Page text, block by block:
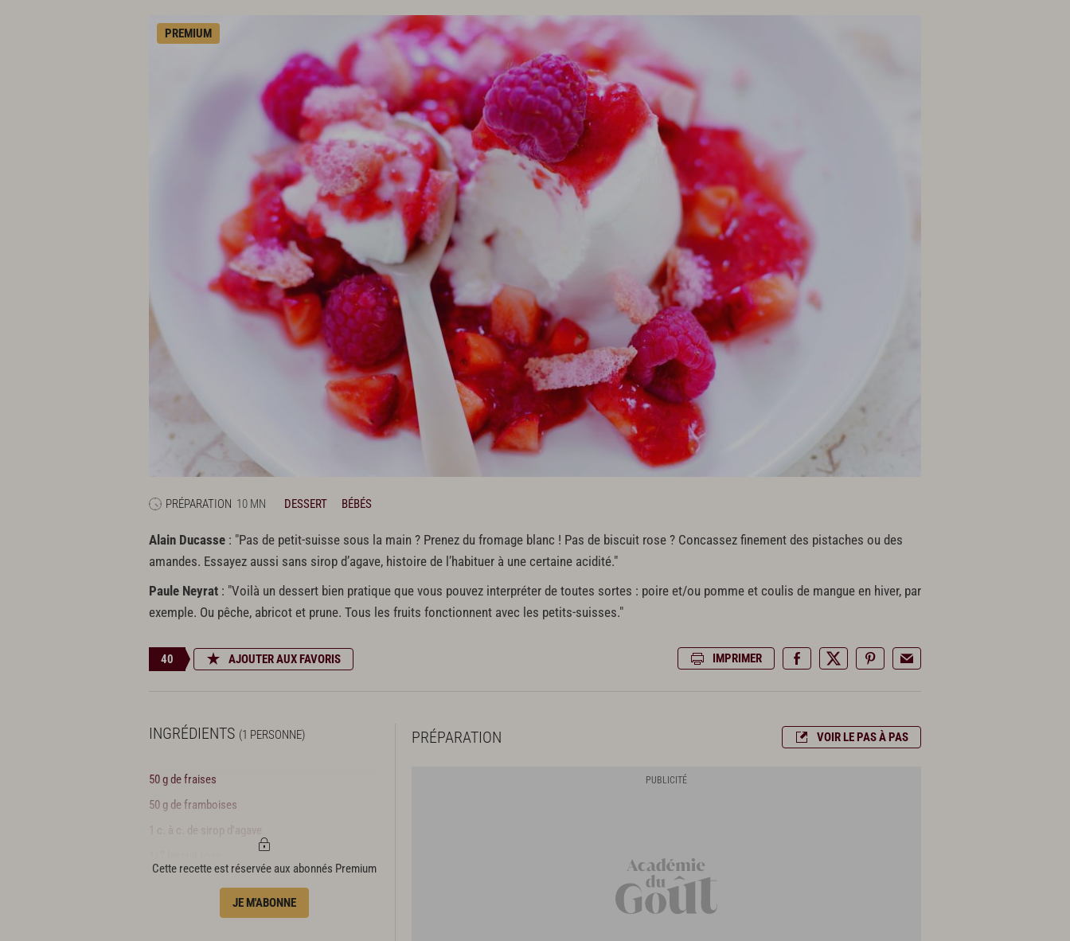
PREMIUM
PRÉPARATION 10 MN DESSERT BÉBÉS
Alain Ducasse : "Pas de petit-suisse sous la main ? Prenez du fromage blanc ! Pas de biscuit rose ? Concassez finement des pistaches ou des
amandes. Essayez aussi sans sirop d’agave, histoire de l’habituer à une certaine acidité."
Paule Neyrat : "Voilà un dessert bien pratique que vous pouvez interpréter de toutes sortes : poire et/ou pomme et coulis de mangue en hiver, par
exemple. Ou pêche, abricot et prune. Tous les fruits fonctionnent avec les petits-suisses."
40 AJOUTER AUX FAVORIS IMPRIMER
INGRÉDIENTS (1 PERSONNE)
50 g de fraises
50 g de framboises
1 c. à c. de sirop d'agave
Cette recette est réservée aux abonnés Premium
JE M'ABONNE
PRÉPARATION VOIR LE PAS À PAS